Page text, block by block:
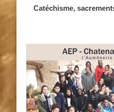
Catéchisme,